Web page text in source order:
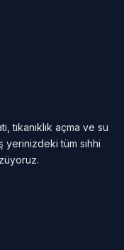
tıkanıklık açma ve su
yerinizdeki tüm sıhhi